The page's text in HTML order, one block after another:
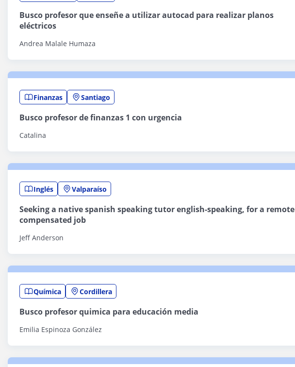
Andrea Malale Humaza
Busco profesor que enseñe a utilizar autocad para realizar planos
eléctricos
Finanzas Santiago
Catalina
Busco profesor de finanzas 1 con urgencia
Inglés Valparaíso
Jeff Anderson
Seeking a native spanish speaking tutor english-speaking, for a remote
compensated job
Química Cordillera
Emilia Espinoza González
Busco profesor quimica para educación media